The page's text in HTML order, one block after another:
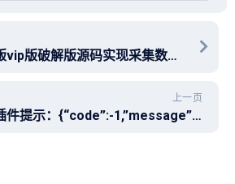
phpyun 7.0旗舰版vip版破解版源码实现采集数据功能
上一页
niushop商城插件提示：{“code”:-1,”message”:”系统异常：variable type error